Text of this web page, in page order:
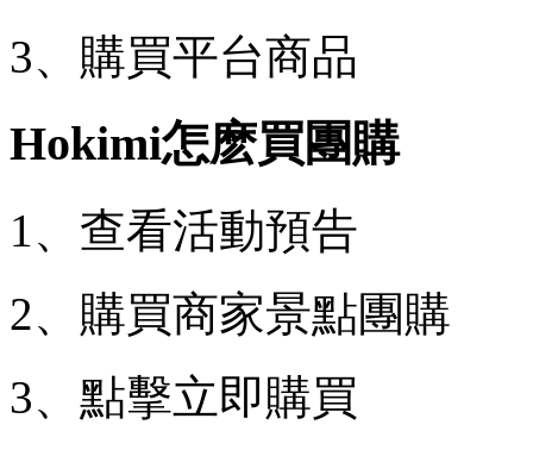
3、購買平台商品
Hokimi怎麽買團購
1、查看活動預告
2、購買商家景點團購
3、點擊立即購買